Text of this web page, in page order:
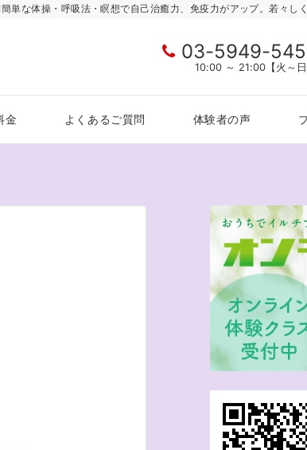
な体操・呼吸法・瞑想で自己治癒力、免疫力がアップ。若々し
03-5949-
10:00 ～ 21:00【火～日
金 よくあるご質問 体験者の声